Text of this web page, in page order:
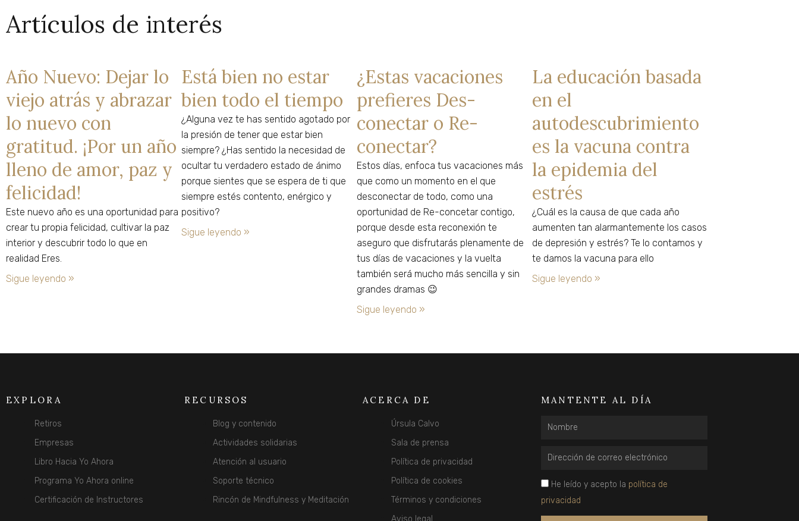
Artículos de interés
Año Nuevo: Dejar lo
viejo atrás y abrazar
lo nuevo con
gratitud. ¡Por un año
lleno de amor, paz y
felicidad!
Este nuevo año es una oportunidad para
crear tu propia felicidad, cultivar la paz
interior y descubrir todo lo que en
realidad Eres.
Sigue leyendo »
Está bien no estar
bien todo el tiempo
¿Alguna vez te has sentido agotado por
la presión de tener que estar bien
siempre? ¿Has sentido la necesidad de
ocultar tu verdadero estado de ánimo
porque sientes que se espera de ti que
siempre estés contento, enérgico y
positivo?
Sigue leyendo »
¿Estas vacaciones
prefieres Des-
conectar o Re-
conectar?
Estos días, enfoca tus vacaciones más
que como un momento en el que
desconectar de todo, como una
oportunidad de Re-concetar contigo,
porque desde esta reconexión te
aseguro que disfrutarás plenamente de
tus días de vacaciones y la vuelta
también será mucho más sencilla y sin
grandes dramas 😉
Sigue leyendo »
La educación basada
en el
autodescubrimiento
es la vacuna contra
la epidemia del
estrés
¿Cuál es la causa de que cada año
aumenten tan alarmantemente los casos
de depresión y estrés? Te lo contamos y
te damos la vacuna para ello
Sigue leyendo »
EXPLORA
Retiros
Empresas
Libro Hacia Yo Ahora
Programa Yo Ahora online
Certificación de Instructores
RECURSOS
Blog y contenido
Actividades solidarias
Atención al usuario
Soporte técnico
Rincón de Mindfulness y Meditación
ACERCA DE
Úrsula Calvo
Sala de prensa
Política de privacidad
Política de cookies
Términos y condiciones
Aviso legal
MANTENTE AL DÍA
Nombre
Email
privacidad
He leído y acepto la política de
privacidad